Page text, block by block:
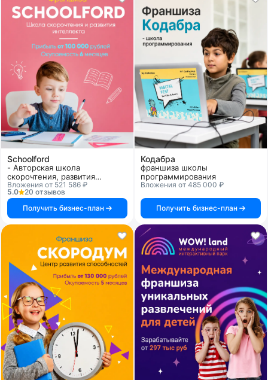
Schoolford
- Авторская школа
скорочтения, развития
интеллекта и памяти для
детей и взрослых
Вложения от 521 586 ₽
5.0
20 отзывов
Получить бизнес-план
Кодабра
франшиза школы
программирования
Вложения от 485 000 ₽
Получить бизнес-план